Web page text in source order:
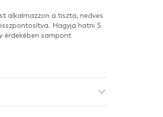
alkalmazzon a tiszta, nedves
Hagyja hatni 5
érdekében sampont